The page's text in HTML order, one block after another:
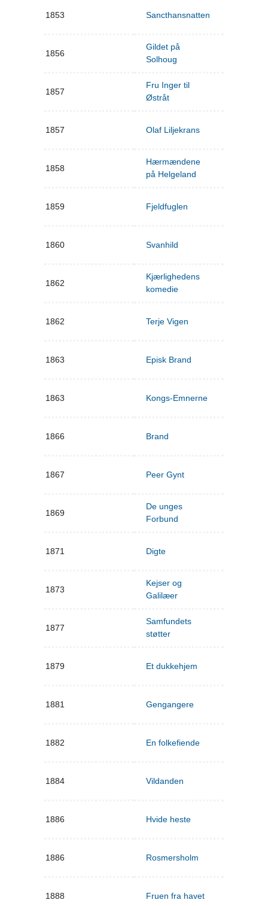
1853 Sancthansnatten
1856
Gildet på
Solhoug
1857
Fru Inger til
Østråt
1857 Olaf Liljekrans
1858
Hærmændene
på Helgeland
1859 Fjeldfuglen
1860 Svanhild
1862
Kjærlighedens
komedie
1862 Terje Vigen
1863 Episk Brand
1863 Kongs-Emnerne
1866 Brand
1867 Peer Gynt
1869
De unges
Forbund
1871 Digte
1873
Kejser og
Galilæer
1877
Samfundets
støtter
1879 Et dukkehjem
1881 Gengangere
1882 En folkefiende
1884 Vildanden
1886 Hvide heste
1886 Rosmersholm
1888 Fruen fra havet